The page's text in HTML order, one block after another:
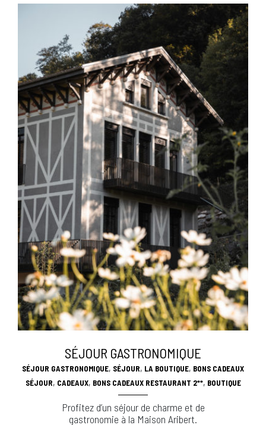
SÉJOUR GASTRONOMIQUE
SÉJOUR GASTRONOMIQUE, SÉJOUR, LA BOUTIQUE, BONS CADEAUX
SÉJOUR, CADEAUX, BONS CADEAUX RESTAURANT 2**, BOUTIQUE
Profitez d’un séjour de charme et de
gastronomie à la Maison Aribert.